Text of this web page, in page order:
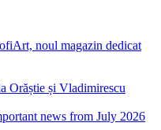
noul magazin dedicat
Orăștie și Vladimirescu
news from July 2026